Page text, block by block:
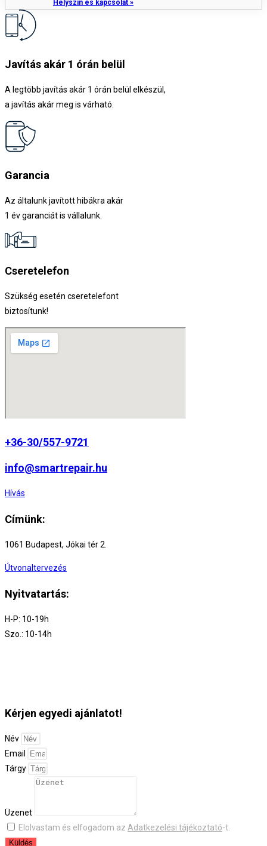
Helyszín és kapcsolat »
Javítás akár 1 órán belül
A legtöbb javítás akár 1 órán belül elkészül,
a javítás akár meg is várható.
Garancia
Az általunk javított hibákra akár
1 év garanciát is vállalunk.
Cseretelefon
Szükség esetén cseretelefont
biztosítunk!
+36-30/557-9721
info@smartrepair.hu
Hívás
Címünk:
1061 Budapest, Jókai tér 2.
Útvonaltervezés
Nyitvatartás:
H-P: 10-19h
Szo.: 10-14h
Kérjen egyedi ajánlatot!
Név
Email
Tárgy
Üzenet
Elolvastam és elfogadom az Adatkezelési tájékoztató-t.
Küldés